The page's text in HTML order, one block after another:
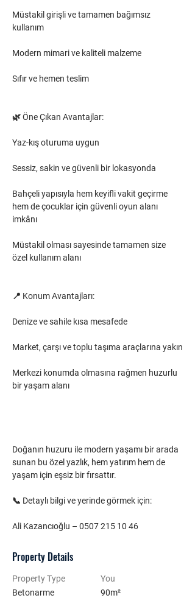
Müstakil girişli ve tamamen bağımsız
kullanım
Modern mimari ve kaliteli malzeme
Sıfır ve hemen teslim
🌿 Öne Çıkan Avantajlar:
Yaz-kış oturuma uygun
Sessiz, sakin ve güvenli bir lokasyonda
Bahçeli yapısıyla hem keyifli vakit geçirme
hem de çocuklar için güvenli oyun alanı
imkânı
Müstakil olması sayesinde tamamen size
özel kullanım alanı
📍 Konum Avantajları:
Denize ve sahile kısa mesafede
Market, çarşı ve toplu taşıma araçlarına yakın
Merkezi konumda olmasına rağmen huzurlu
bir yaşam alanı
Doğanın huzuru ile modern yaşamı bir arada
sunan bu özel yazlık, hem yatırım hem de
yaşam için eşsiz bir fırsattır.
📞 Detaylı bilgi ve yerinde görmek için:
Ali Kazancıoğlu – 0507 215 10 46
Property Details
Property Type
Betonarme
You
90m²